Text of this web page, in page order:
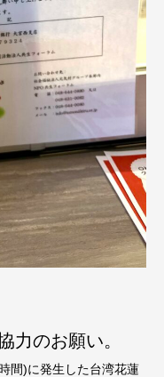
力のお願い。
間)に発生した台湾花蓮